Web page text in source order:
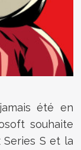
été en
souhaite
S et la